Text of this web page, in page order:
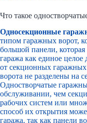
Что такое
Односекционные
типом гаражных ворот,
большой панели, которая
гаража как единое
от секционных
ворота не разделены на
Одностворчатые
обслуживании, чем
рабочих систем или
способ их открытия
гаража, так как панели